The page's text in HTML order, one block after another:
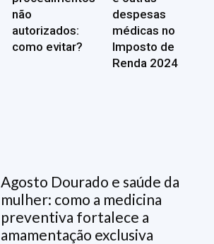
não
autorizados:
como evitar?
despesas
médicas no
Imposto de
Renda 2024
Agosto Dourado e saúde da
mulher: como a medicina
preventiva fortalece a
amamentação exclusiva